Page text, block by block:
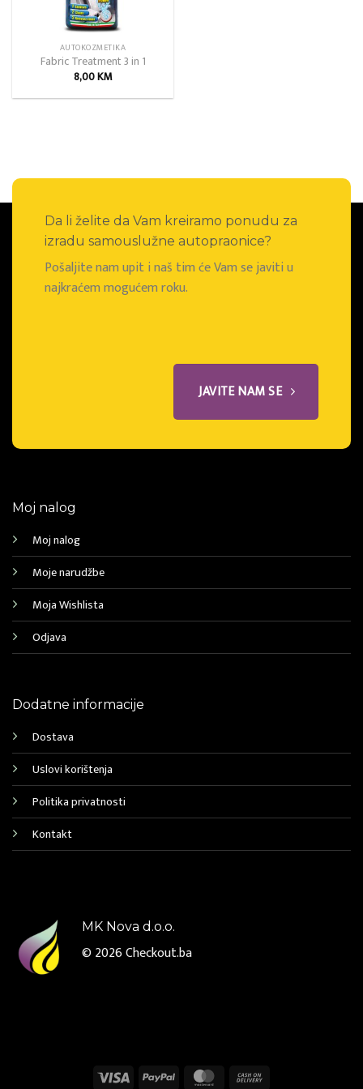
AUTOKOZMETIKA
Fabric Treatment 3 in 1
8,00KM
Da li želite da Vam kreiramo ponudu za
izradu samouslužne autopraonice?
Pošaljite nam upit i naš tim će Vam se javiti u
najkraćem mogućem roku.
JAVITE NAM SE
Moj nalog
Moj nalog
Moje narudžbe
Moja Wishlista
Odjava
Dodatne informacije
Dostava
Uslovi korištenja
Politika privatnosti
Kontakt
MK Nova d.o.o.
© 2026Checkout.ba